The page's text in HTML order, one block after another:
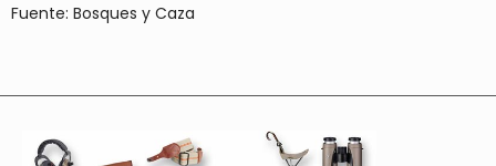
Fuente: Bosques y Caza